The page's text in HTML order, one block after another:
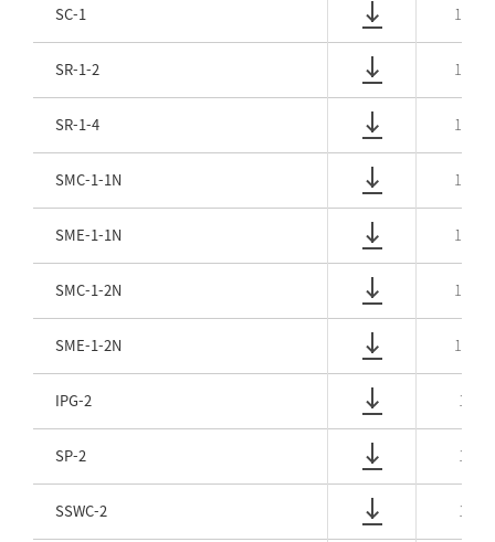
SC-1 1/16
SR-1-2 1/16
SR-1-4 1/16
SMC-1-1N 1/16
SME-1-1N 1/16
SMC-1-2N 1/16
SME-1-2N 1/16
IPG-2 1/8
SP-2 1/8
SSWC-2 1/8